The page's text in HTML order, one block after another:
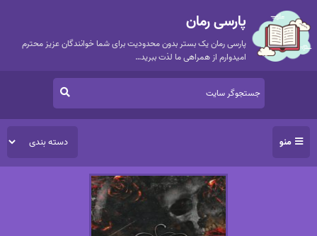
پارسی رمان
پارسی رمان یک بستر بدون محدودیت برای شما خوانندگان عزیز محترم
امیدوارم از همراهی ما لذت ببرید…
منو